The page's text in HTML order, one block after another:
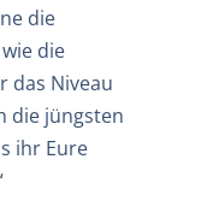
die
die
das Niveau
die jüngsten
ihr Eure